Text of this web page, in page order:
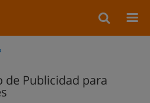
de Publicidad para